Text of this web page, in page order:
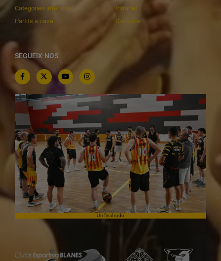
Categories inferiors
Partits a casa
Intranet
Contacte
SEGUEIX-NOS
Un final rodó